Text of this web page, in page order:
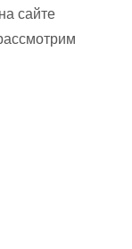
сайте